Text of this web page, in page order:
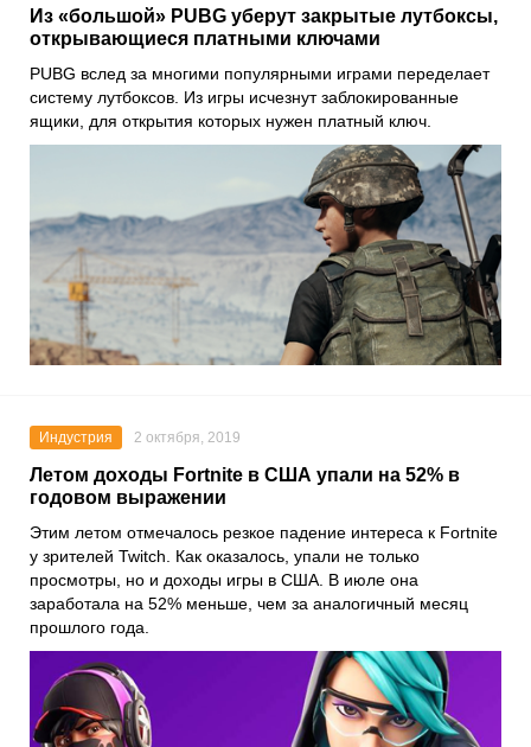
Из «большой» PUBG уберут закрытые лутбоксы,
открывающиеся платными ключами
PUBG вслед за многими популярными играми переделает
систему лутбоксов. Из игры исчезнут заблокированные
ящики, для открытия которых нужен платный ключ.
Индустрия 2 октября, 2019
Летом доходы Fortnite в США упали на 52% в
годовом выражении
Этим летом отмечалось резкое падение интереса к Fortnite
у зрителей Twitch . Как оказалось, упали не только
просмотры, но и доходы игры в США . В июле она
заработала на 52% меньше, чем за аналогичный месяц
прошлого года.